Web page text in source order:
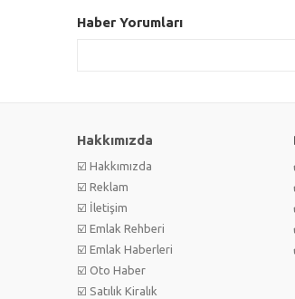
Haber Yorumları
Hakkımızda
☑️ Hakkımızda
☑️ Reklam
☑️ İletişim
☑️ Emlak Rehberi
☑️ Emlak Haberleri
☑️ Oto Haber
☑️ Satılık Kiralık